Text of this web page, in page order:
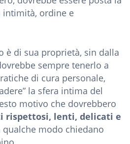
intimità, ordine e
è di sua proprietà, sin dalla
sempre tenerlo a
di cura personale,
la sfera intima del
motivo che dovrebbero
rispettosi, lenti, delicati e
qualche modo chiedano